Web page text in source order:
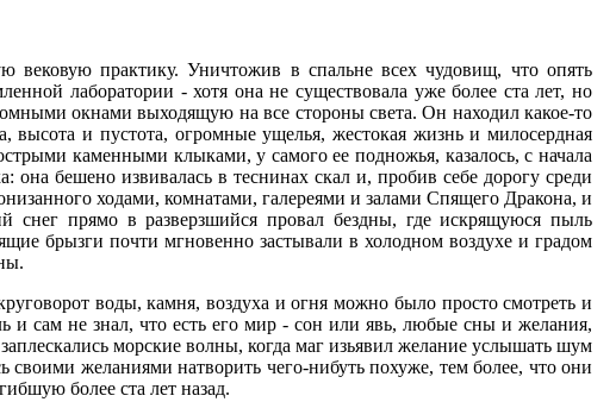
практику. Уничтожив в спальне всех чудовищ, что опять
лаборатории - хотя она не существовала уже более ста лет, но
окнами выходящую на все стороны света. Он находил какое-то
и пустота, огромные ущелья, жестокая жизнь и милосердная
каменными клыками, у самого ее подножья, казалось, с начала
она бешено извивалась в теснинах скал и, пробив себе дорогу среди
ходами, комнатами, галереями и залами Спящего Дракона, и
снег прямо в разверзшийся провал бездны, где искрящуюся пыль
брызги почти мгновенно застывали в холодном воздухе и градом
воды, камня, воздуха и огня можно было просто смотреть и
сам не знал, что есть его мир - сон или явь, любые сны и желания,
морские волны, когда маг изьявил желание услышать шум
своими желаниями натворить чего-нибуть похуже, тем более, что они
более ста лет назад.